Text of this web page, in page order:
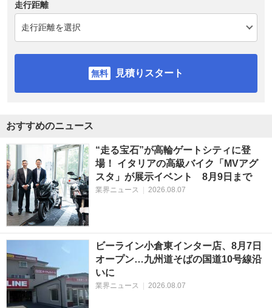
走行距離
見積りスタート
おすすめのニュース
“走る宝石”が高輪ゲートシティに登
場！ イタリアの高級バイク「MVアグ
スタ」が展示イベント 8月9日まで
業界ニュース 2026.08.07
ビーライン小倉東インター店、8月7日
オープン…九州道そばの国道10号線沿
いに
業界ニュース 2026.08.07